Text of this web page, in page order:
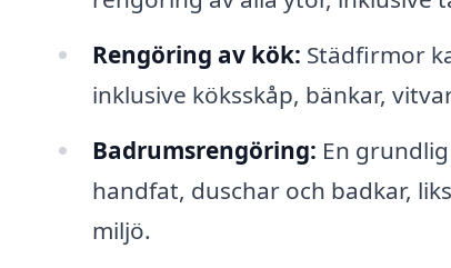
Rengöring av kök: Städfirmor
inklusive köksskåp, bänkar,
Badrumsrengöring: En
handfat, duschar och badkar,
miljö.